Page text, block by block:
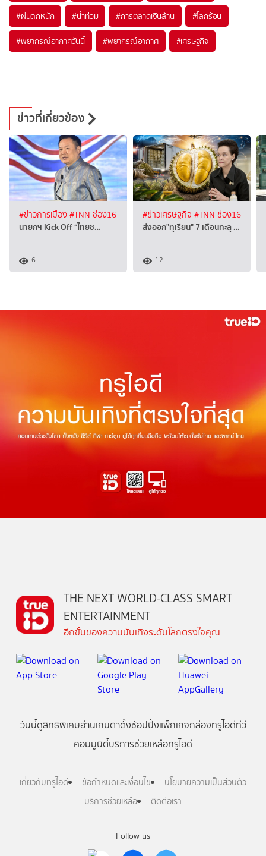
#ฝนตกหนัก #น้ำท่วม #การตลาดเงินล้าน #โลกร้อน
#พยากรณ์อากาศวันนี้ #พยากรณ์อากาศ #เศรษฐกิจ
ข่าวที่เกี่ยวข้อง
#ข่าวการเมือง#TNN ช่อง16
นายกฯ Kick Off “ไทยช…
6
#ข่าวเศรษฐกิจ #TNN ช่อง16
ส่งออก"ทุเรียน" 7 เดือนทะลุ …
12
Follow us
THE NEXT WORLD-CLASS SMART
ENTERTAINMENT
อีกขั้นของความบันเทิงระดับโลกตรงใจคุณ
วันนี้ดูสิทธิพิเศษอ่านเกมตาตั้งช้อปปิ้งแพ็กเกจกล่องทรูไอดีทีวี
คอมมูนิตี้บริการช่วยเหลือทรูไอดี
เกี่ยวกับทรูไอดี ข้อกำหนดและเงื่อนไข
นโยบายความเป็นส่วนตัว
บริการช่วยเหลือ
ติดต่อเรา